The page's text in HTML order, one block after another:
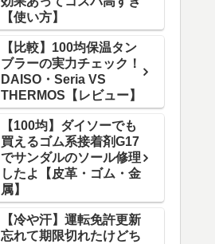
【使い方】
【比較】100均保温タン
ブラーの実力チェック！
DAISO・Seria VS
THERMOS【レビュー】
【100均】ダイソーでも
買えるゴム系接着剤G17
でサンダルのソール修理
したよ【皮革・ゴム・金
属】
【冷や汗】運転免許更新
忘れて期限切れたけどち